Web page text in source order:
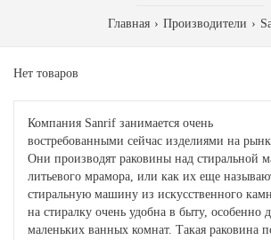
Главная Производители
Нет товаров
Компания Sanrif занимается очень
востребованными сейчас изделиями на
Они производят раковины над стиральной
литьевого мрамора, или как их еще
стиральную машину из искусственного
на стиралку очень удобна в быту, особенно
маленьких ванных комнат. Такая раковина